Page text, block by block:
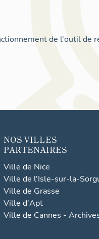
de l'outil de
NOS VILLES
PARTENAIRES
Ville de Nice
Ville de l'Isle-sur-la-
Ville de Grasse
Ville d'Apt
Ville de Cannes -